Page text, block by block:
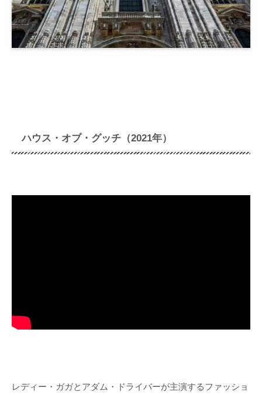
ハウス・オブ・グッチ（2021年）
レディー・ガガとアダム・ドライバーが主演するファッショ